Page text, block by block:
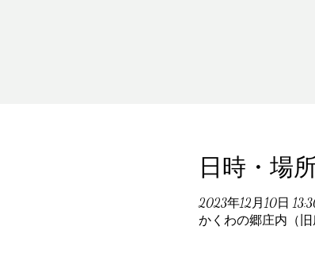
日時・場
2023年12月10日
かくわの郷庄内（